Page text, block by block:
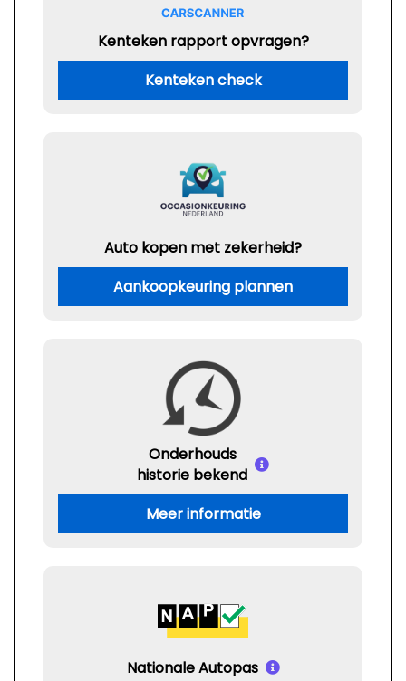
Kenteken rapport opvragen?
Kenteken check
Auto kopen met zekerheid?
Aankoopkeuring plannen
Onderhouds
historie bekend
Meer informatie
Nationale Autopas